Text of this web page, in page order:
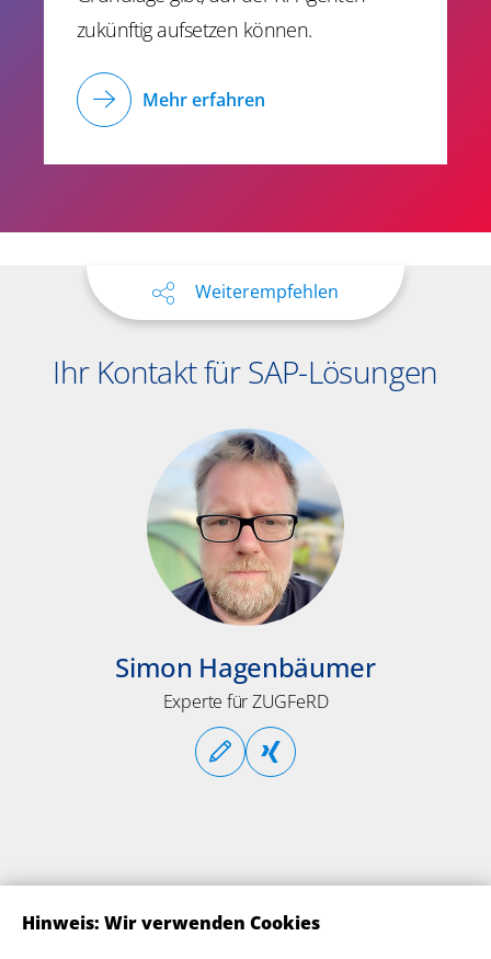
zukünftig aufsetzen können.
Mehr erfahren
Weiterempfehlen
Ihr Kontakt für SAP-Lösungen
Simon Hagenbäumer
Experte für ZUGFeRD
Hinweis: Wir verwenden Cookies